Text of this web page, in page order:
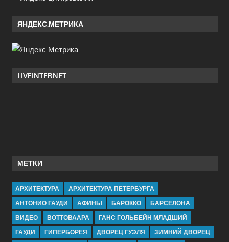
ЯНДЕКС.МЕТРИКА
LIVEINTERNET
МЕТКИ
АРХИТЕКТУРА
АРХИТЕКТУРА ПЕТЕРБУРГА
АНТОНИО ГАУДИ
АФИНЫ БАРОККО
БАРСЕЛОНА
ВИДЕО
ВОТТОВААРА
ГАНС ГОЛЬБЕЙН МЛАДШИЙ
ГАУДИ
ГИПЕРБОРЕЯ ДВОРЕЦ ГУЭЛЯ ЗИМНИЙ ДВОРЕЦ